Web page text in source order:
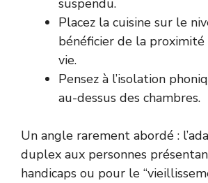
suspendu.
Placez la cuisine sur le
bénéficier de la
vie.
Pensez à l’isolation
au-dessus des chambres.
Un angle rarement abordé :
duplex aux personnes
handicaps ou pour le